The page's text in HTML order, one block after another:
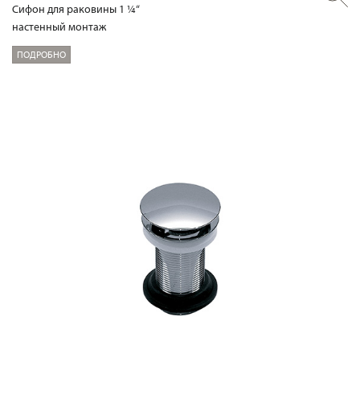
Сифон для раковины 1 ¼“
настенный монтаж
ПОДРОБНО